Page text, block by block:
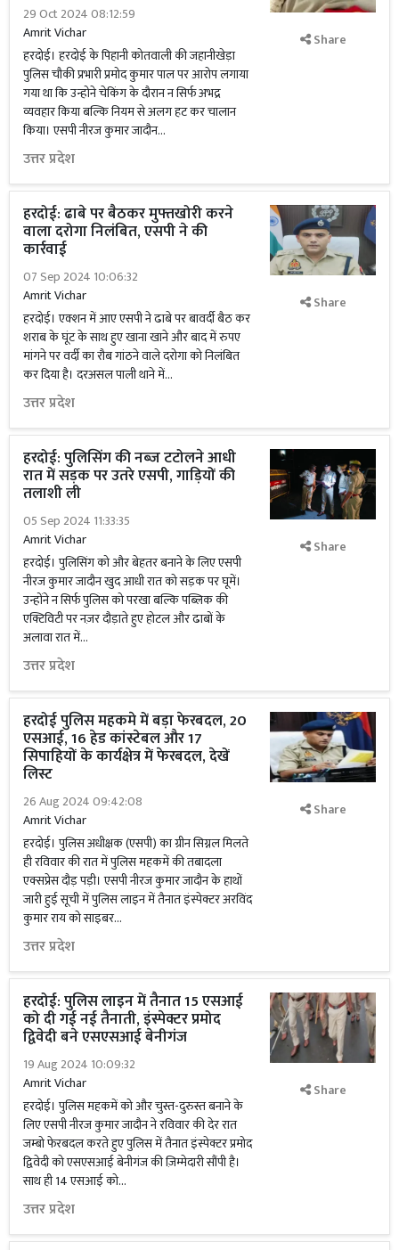
29 Oct 2024 08:12:59
Amrit Vichar
हरदोई। हरदोई के पिहानी कोतवाली की जहानीखेड़ा
पुलिस चौकी प्रभारी प्रमोद कुमार पाल पर आरोप लगाया
गया था कि उन्होने चेकिंग के दौरान न सिर्फ अभद्र
व्यवहार किया बल्कि नियम से अलग हट कर चालान
किया। एसपी नीरज कुमार जादौन...
उत्तर प्रदेश
Share
हरदोई: ढाबे पर बैठकर मुफ्तखोरी करने
वाला दरोगा निलंबित, एसपी ने की
कार्रवाई
07 Sep 2024 10:06:32
Amrit Vichar
हरदोई। एक्शन में आए एसपी ने ढाबे पर बावर्दी बैठ कर
शराब के घूंट के साथ हुए खाना खाने और बाद में रुपए
मांगने पर वर्दी का रौब गांठने वाले दरोगा को निलंबित
कर दिया है। दरअसल पाली थाने में...
उत्तर प्रदेश
Share
हरदोई: पुलिसिंग की नब्ज टटोलने आधी
रात में सड़क पर उतरे एसपी, गाड़ियों की
तलाशी ली
05 Sep 2024 11:33:35
Amrit Vichar
हरदोई। पुलिसिंग को और बेहतर बनाने के लिए एसपी
नीरज कुमार जादौन खुद आधी रात को सड़क पर घूमें।
उन्होंने न सिर्फ पुलिस को परखा बल्कि पब्लिक की
एक्टिविटी पर नज़र दौड़ाते हुए होटल और ढाबों के
अलावा रात में...
उत्तर प्रदेश
Share
हरदोई पुलिस महकमे में बड़ा फेरबदल, 20
एसआई, 16 हेड कांस्टेबल और 17
सिपाहियों के कार्यक्षेत्र में फेरबदल, देखें
लिस्ट
26 Aug 2024 09:42:08
Amrit Vichar
हरदोई। पुलिस अधीक्षक (एसपी) का ग्रीन सिग्नल मिलते
ही रविवार की रात में पुलिस महकमें की तबादला
एक्सप्रेस दौड़ पड़ी। एसपी नीरज कुमार जादौन के हाथों
जारी हुई सूची में पुलिस लाइन में तैनात इंस्पेक्टर अरविंद
कुमार राय को साइबर...
उत्तर प्रदेश
Share
हरदोई: पुलिस लाइन में तैनात 15 एसआई
को दी गई नई तैनाती, इंस्पेक्टर प्रमोद
द्विवेदी बने एसएसआई बेनीगंज
19 Aug 2024 10:09:32
Amrit Vichar
हरदोई। पुलिस महकमें को और चुस्त-दुरुस्त बनाने के
लिए एसपी नीरज कुमार जादौन ने रविवार की देर रात
जम्बो फेरबदल करते हुए पुलिस में तैनात इंस्पेक्टर प्रमोद
द्विवेदी को एसएसआई बेनीगंज की ज़िम्मेदारी सौंपी है।
साथ ही 14 एसआई को...
उत्तर प्रदेश
Share